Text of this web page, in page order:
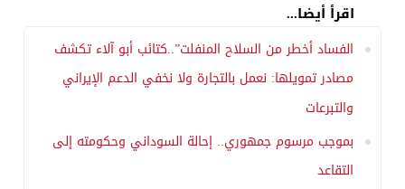
اقرأ أيضا...
الفساد أخطر من السلاح المنفلت”..كتائب أبو آلاء تكشف
مصادر تمويلها: نعمل بالتجارة ولا نخفي الدعم الإيراني
والتبرعات
بموجب مرسوم جمهوري.. إحالة السوداني وحكومته إلى
التقاعد